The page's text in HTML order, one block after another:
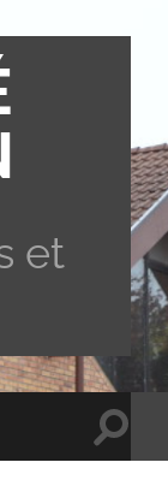
et
Toggle